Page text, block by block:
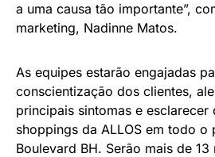
a uma causa tão importante”,
marketing, Nadinne Matos.
As equipes estarão engajadas
conscientização dos clientes,
principais sintomas e esclarecer
shoppings da ALLOS em todo o
Boulevard BH. Serão mais de 13